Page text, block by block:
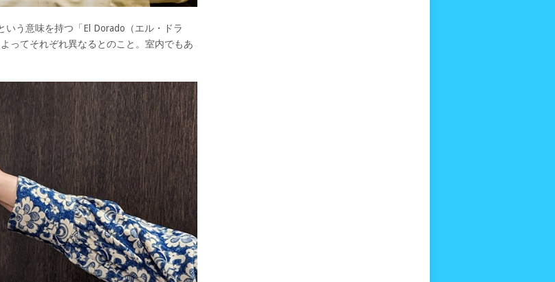
う意味を持つ「El Dorado（エル・ドラ
ってそれぞれ異なるとのこと。室内でもあ